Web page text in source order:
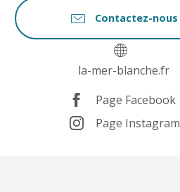
Contactez-nous
la-mer-blanche.fr
Page Facebook
Page Instagram